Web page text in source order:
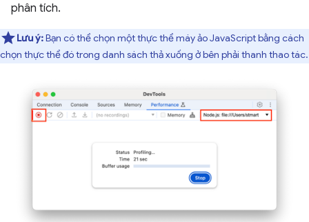
phân tích.
Lưu ý:Bạn có thể chọn một thực thể máy ảo JavaScript bằng cách
chọn thực thể đó trong danh sách thả xuống ở bên phải thanh thao tác.